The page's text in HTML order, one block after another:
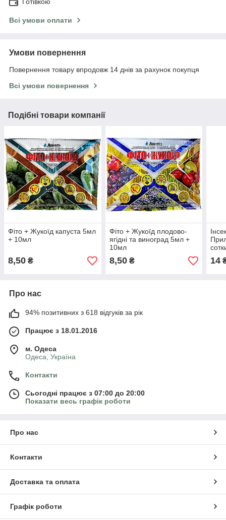
Всі умови оплати
Умови повернення
Повернення товару впродовж 14 днів за рахунок покупця
Всі умови повернення
Подібні товари компанії
Фіто + Жукоїд капуста 5мл
+ 10мл
8,50 ₴
Фіто + Жукоїд плодово-
ягідні та виноград 5мл +
10мл
8,50₴ 14
Про нас
94% позитивних з 618 відгуків за рік
Працює з 18.01.2016
м. Одеса
Одеса, Україна
Контакти
Сьогодні працює з 07:00 до 20:00
Показати весь графік роботи
Про нас
Контакти
Доставка та оплата
Графік роботи